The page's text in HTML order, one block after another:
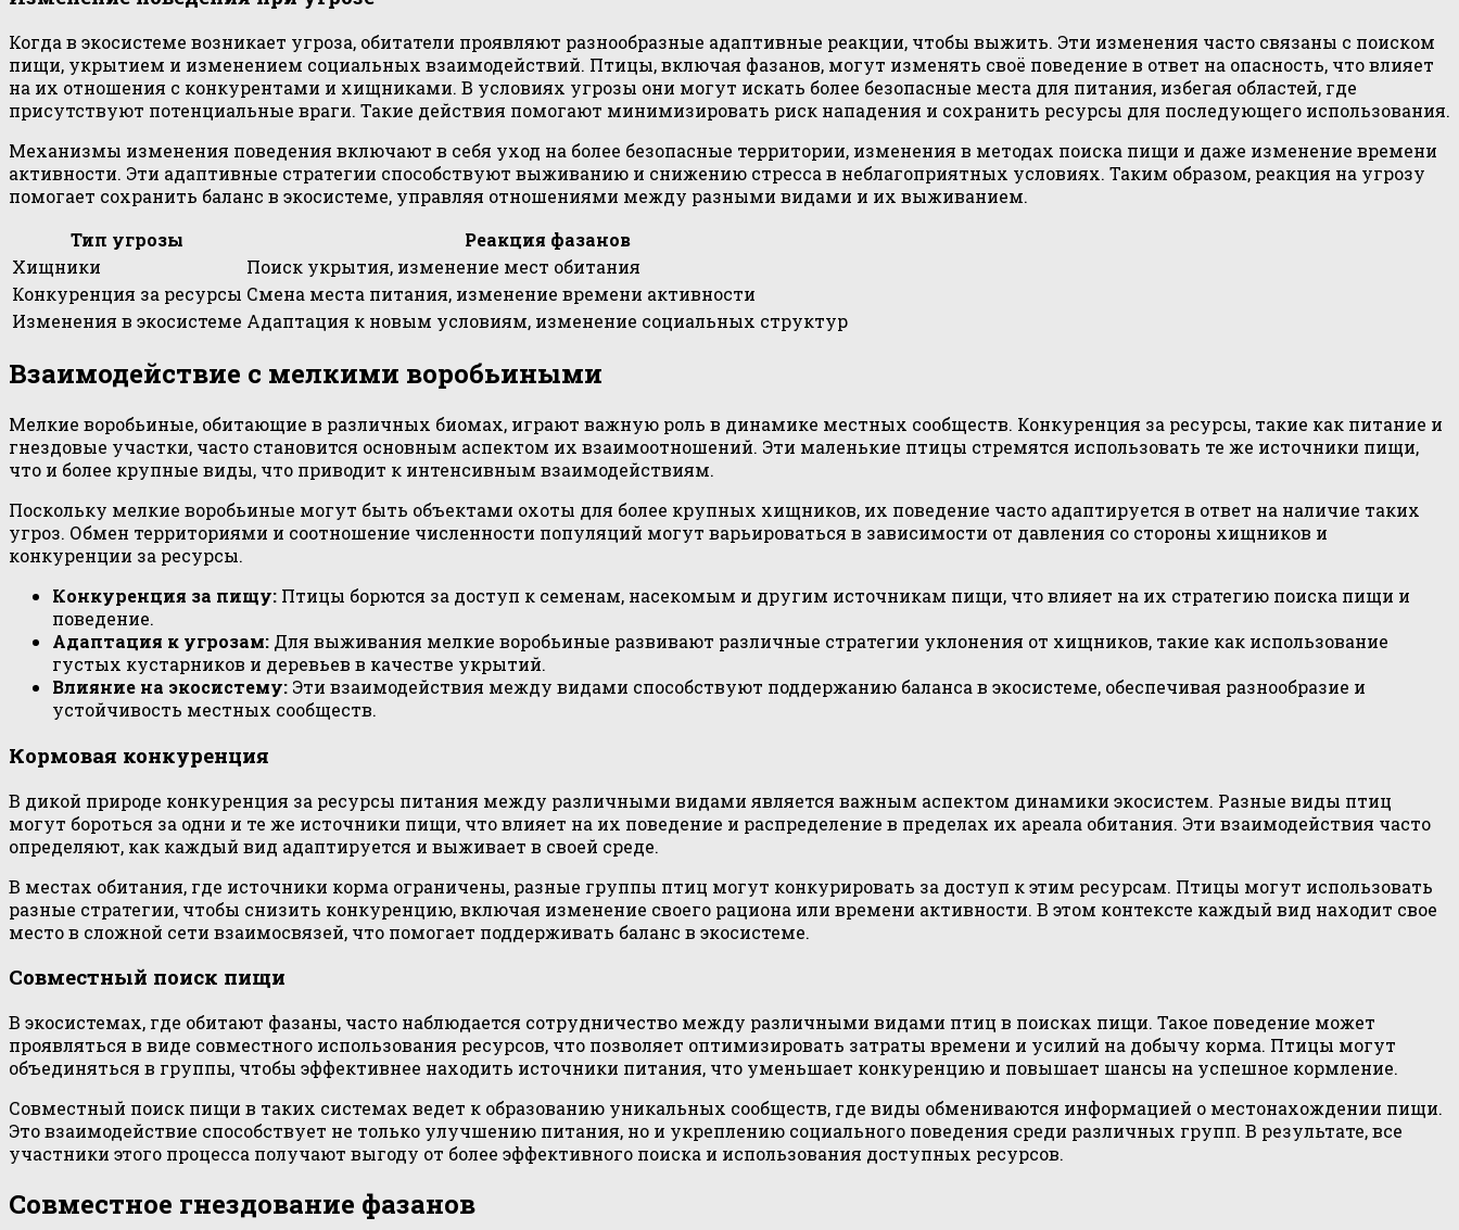
Когда в экосистеме возникает угроза, обитатели проявляют разнообразные адаптивные реакции, чтобы выжить. Эти изменения часто связаны с поиском
пищи, укрытием и изменением социальных взаимодействий. Птицы, включая фазанов, могут изменять своё поведение в ответ на опасность, что влияет
на их отношения с конкурентами и хищниками. В условиях угрозы они могут искать более безопасные места для питания, избегая областей, где
присутствуют потенциальные враги. Такие действия помогают минимизировать риск нападения и сохранить ресурсы для последующего использования.
Механизмы изменения поведения включают в себя уход на более безопасные территории, изменения в методах поиска пищи и даже изменение времени
активности. Эти адаптивные стратегии способствуют выживанию и снижению стресса в неблагоприятных условиях. Таким образом, реакция на угрозу
помогает сохранить баланс в экосистеме, управляя отношениями между разными видами и их выживанием.
Тип угрозы
Реакция фазанов
Хищники
Поиск укрытия, изменение мест обитания
Конкуренция за ресурсы Смена места питания, изменение времени активности
Изменения в экосистеме Адаптация к новым условиям, изменение социальных структур
Взаимодействие с мелкими воробьиными
Мелкие воробьиные, обитающие в различных биомах, играют важную роль в динамике местных сообществ. Конкуренция за ресурсы, такие как питание и
гнездовые участки, часто становится основным аспектом их взаимоотношений. Эти маленькие птицы стремятся использовать те же источники пищи,
что и более крупные виды, что приводит к интенсивным взаимодействиям.
Поскольку мелкие воробьиные могут быть объектами охоты для более крупных хищников, их поведение часто адаптируется в ответ на наличие таких
угроз. Обмен территориями и соотношение численности популяций могут варьироваться в зависимости от давления со стороны хищников и
конкуренции за ресурсы.
Конкуренция за пищу: Птицы борются за доступ к семенам, насекомым и другим источникам пищи, что влияет на их стратегию поиска пищи и
поведение.
Адаптация к угрозам: Для выживания мелкие воробьиные развивают различные стратегии уклонения от хищников, такие как использование
густых кустарников и деревьев в качестве укрытий.
Влияние на экосистему: Эти взаимодействия между видами способствуют поддержанию баланса в экосистеме, обеспечивая разнообразие и
устойчивость местных сообществ.
Кормовая конкуренция
В дикой природе конкуренция за ресурсы питания между различными видами является важным аспектом динамики экосистем. Разные виды птиц
могут бороться за одни и те же источники пищи, что влияет на их поведение и распределение в пределах их ареала обитания. Эти взаимодействия часто
определяют, как каждый вид адаптируется и выживает в своей среде.
В местах обитания, где источники корма ограничены, разные группы птиц могут конкурировать за доступ к этим ресурсам. Птицы могут использовать
разные стратегии, чтобы снизить конкуренцию, включая изменение своего рациона или времени активности. В этом контексте каждый вид находит свое
место в сложной сети взаимосвязей, что помогает поддерживать баланс в экосистеме.
Совместный поиск пищи
В экосистемах, где обитают фазаны, часто наблюдается сотрудничество между различными видами птиц в поисках пищи. Такое поведение может
проявляться в виде совместного использования ресурсов, что позволяет оптимизировать затраты времени и усилий на добычу корма. Птицы могут
объединяться в группы, чтобы эффективнее находить источники питания, что уменьшает конкуренцию и повышает шансы на успешное кормление.
Совместный поиск пищи в таких системах ведет к образованию уникальных сообществ, где виды обмениваются информацией о местонахождении пищи.
Это взаимодействие способствует не только улучшению питания, но и укреплению социального поведения среди различных групп. В результате, все
участники этого процесса получают выгоду от более эффективного поиска и использования доступных ресурсов.
Совместное гнездование фазанов